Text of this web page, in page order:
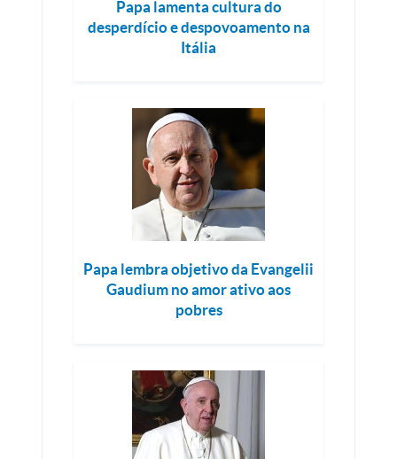
Papa lamenta cultura do
desperdício e despovoamento na
Itália
Papa lembra objetivo da Evangelii
Gaudium no amor ativo aos
pobres